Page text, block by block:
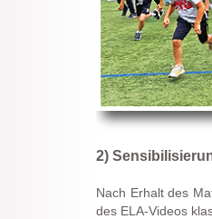
2)
Nach Erhalt des
des ELA-Videos